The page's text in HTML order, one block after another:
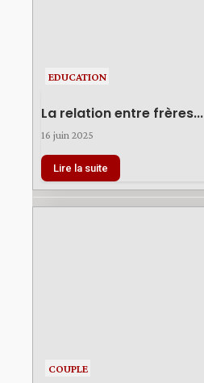
EDUCATION
La relation entre frères...
16 juin 2025
Lire la suite
COUPLE